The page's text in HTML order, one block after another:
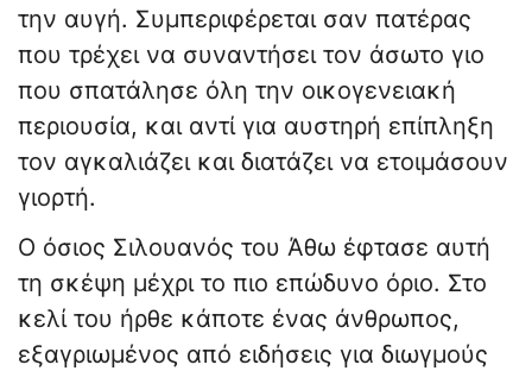
την αυγή. Συμπεριφέρεται σαν πατέρας
που τρέχει να συναντήσει τον άσωτο γιο
που σπατάλησε όλη την οικογενειακή
περιουσία, και αντί για αυστηρή επίπληξη
τον αγκαλιάζει και διατάζει να ετοιμάσουν
γιορτή.
Ο όσιος Σιλουανός του Άθω έφτασε αυτή
τη σκέψη μέχρι το πιο επώδυνο όριο. Στο
κελί του ήρθε κάποτε ένας άνθρωπος,
εξαγριωμένος από ειδήσεις για διωγμούς